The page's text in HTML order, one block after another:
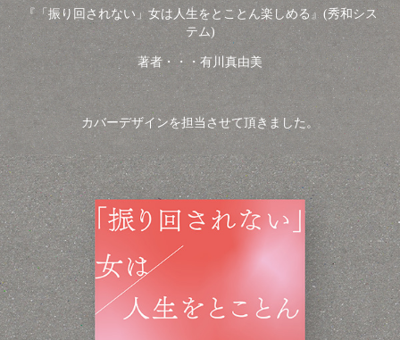
『「振り回されない」女は人生をとことん楽しめる』(秀和シス
テム)
著者・・・有川真由美
カバーデザインを担当させて頂きました。